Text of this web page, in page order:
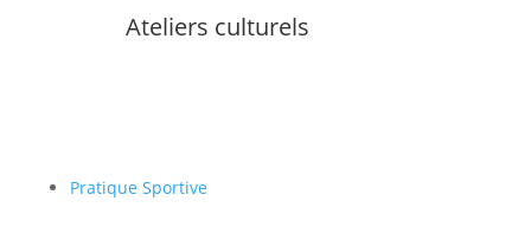
Ateliers culturels
Pratique Sportive